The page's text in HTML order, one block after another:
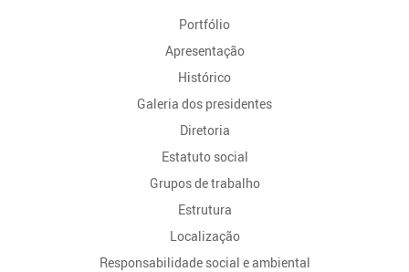
Portfólio
Apresentação
Histórico
Galeria dos presidentes
Diretoria
Estatuto social
Grupos de trabalho
Estrutura
Localização
Responsabilidade social e ambiental